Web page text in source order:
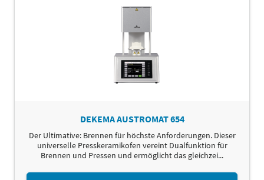
DEKEMA AUSTROMAT 654
Der Ultimative: Brennen für höchste Anforderungen. Dieser
universelle Presskeramikofen vereint Dualfunktion für
Brennen und Pressen und ermöglicht das gleichzei...